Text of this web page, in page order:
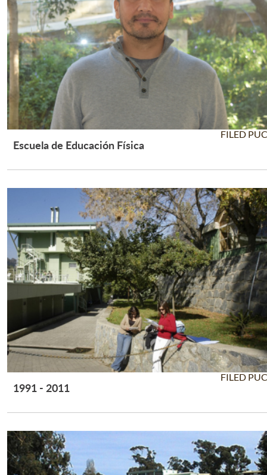
Escuela de Educación Física
FILED
1991 - 2011
FILED